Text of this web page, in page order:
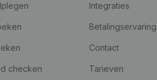
checken
Integraties
Betalingservaring
Contact
Tarieven